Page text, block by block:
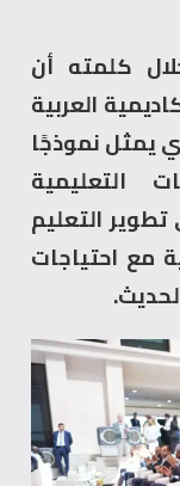
كلمته أن
العربية
يمثل نموذجًا
التعليمية
التعليم
مع احتياجات